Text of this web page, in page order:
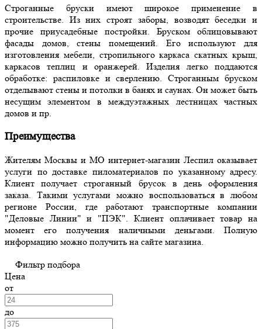
Строганные бруски имеют широкое применение в
строительстве. Из них строят заборы, возводят беседки и
прочие приусадебные постройки. Бруском облицовывают
фасады домов, стены помещений. Его используют для
изготовления мебели, стропильного каркаса скатных крыш,
каркасов теплиц и оранжерей. Изделия легко поддаются
обработке: распиловке и сверлению. Строганным бруском
отделывают стены и потолки в банях и саунах. Он может быть
несущим элементом в междуэтажных лестницах частных
домов и пр.
Преимущества
Жителям Москвы и МО интернет-магазин Леспил оказывает
услуги по доставке пиломатериалов по указанному адресу.
Клиент получает строганный брусок в день оформления
заказа. Такими услугами можно воспользоваться в любом
регионе России, где работают транспортные компании
"Деловые Линии" и "ПЭК". Клиент оплачивает товар на
момент его получения наличными деньгами. Полную
информацию можно получить на сайте магазина.
Фильтр подбора
Цена
от
до